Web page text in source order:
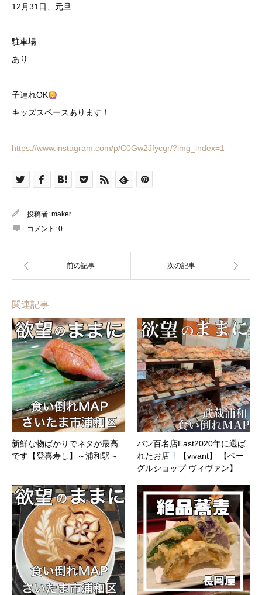
12月31日、元旦
駐車場
あり
子連れOK
キッズスペースあります！
https://www.instagram.com/p/C0Gw2Jfycgr/?img_index=1
投稿者: maker
コメント: 0
関連記事
新鮮な物ばかりでネタが最高
です【登喜寿し】～浦和駅～
パン百名店East2020年に選ば
れたお店
【vivant】 【ベー
グルショップ ヴィヴァン】